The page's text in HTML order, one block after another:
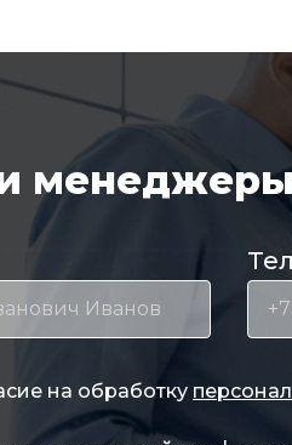
менеджеры
на обработку